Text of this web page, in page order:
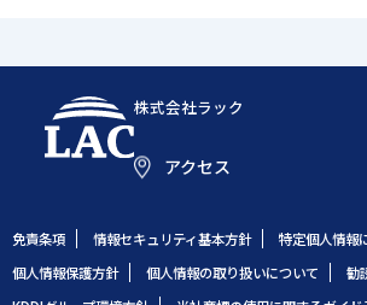
株式会社ラック
アクセス
免責条項 情報セキュリティ基本方針
特定個人情報
個人情報保護方針
個人情報の取り扱いについて
勧